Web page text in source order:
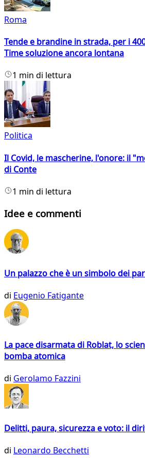
Roma
Tende e brandine in strada, per i
Time soluzione ancora lontana
1 min di lettura
Politica
Il Covid, le mascherine, l'onore: il
di Conte
1 min di lettura
Idee e commenti
Un palazzo che è un simbolo dei
di Eugenio Fatigante
La pace disarmata di Roblat, lo
bomba atomica
di Gerolamo Fazzini
Delitti, paura, sicurezza e voto: il
di Leonardo Becchetti